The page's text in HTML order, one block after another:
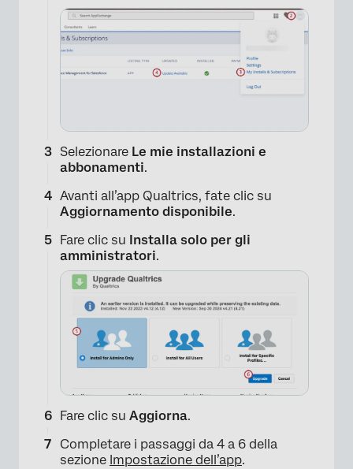
Selezionare Le mie installazioni e
abbonamenti.
Avanti all’app Qualtrics, fate clic su
Aggiornamento disponibile.
Fare clic su Installa solo per gli
amministratori.
Fare clic su Aggiorna.
Completare i passaggi da 4 a 6 della
sezione Impostazione dell’app.